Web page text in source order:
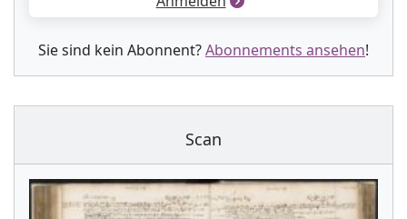
Sie sind kein Abonnent?Abonnements ansehen!
Scan